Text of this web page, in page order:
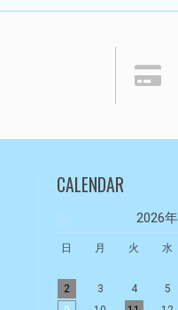
CALENDAR
2026
日 月 火 水
2
3 4 5